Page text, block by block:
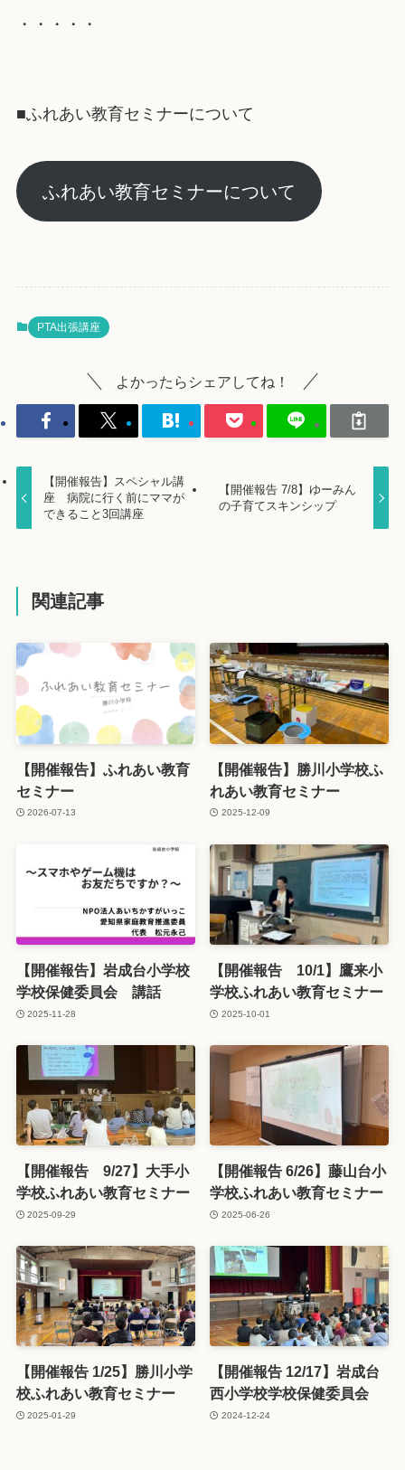
・・・・・
■ふれあい教育セミナーについて
ふれあい教育セミナーについて
PTA出張講座
よかったらシェアしてね！
【開催報告】スペシャル講
座 病院に行く前にママが
できること3回講座
【開催報告 7/8】ゆーみん
の子育てスキンシップ
関連記事
【開催報告】ふれあい教育
セミナー
2026-07-13
【開催報告】勝川小学校ふ
れあい教育セミナー
2025-12-09
【開催報告】岩成台小学校
学校保健委員会 講話
2025-11-28
【開催報告 10/1】鷹来小
学校ふれあい教育セミナー
2025-10-01
【開催報告 9/27】大手小
学校ふれあい教育セミナー
2025-09-29
【開催報告 6/26】藤山台小
学校ふれあい教育セミナー
2025-06-26
【開催報告 1/25】勝川小学
校ふれあい教育セミナー
2025-01-29
【開催報告 12/17】岩成台
西小学校学校保健委員会
2024-12-24